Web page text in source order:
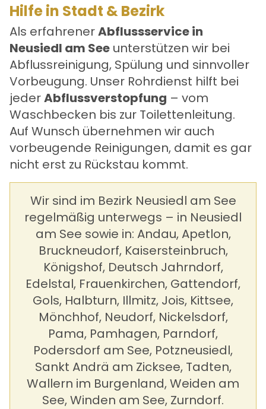
Hilfe in Stadt & Bezirk
Als erfahrenerAbflussservice in
Neusiedl am See unterstützen wir bei
Abflussreinigung, Spülung und sinnvoller
Vorbeugung. Unser Rohrdienst hilft bei
jederAbflussverstopfung – vom
Waschbecken bis zur Toilettenleitung.
Auf Wunsch übernehmen wir auch
vorbeugende Reinigungen, damit es gar
nicht erst zu Rückstau kommt.
Wir sind im Bezirk Neusiedl am See
regelmäßig unterwegs – in Neusiedl
am See sowie in: Andau, Apetlon,
Bruckneudorf, Kaisersteinbruch,
Königshof, Deutsch Jahrndorf,
Edelstal, Frauenkirchen, Gattendorf,
Gols, Halbturn, Illmitz, Jois, Kittsee,
Mönchhof, Neudorf, Nickelsdorf,
Pama, Pamhagen, Parndorf,
Podersdorf am See, Potzneusiedl,
Sankt Andrä am Zicksee, Tadten,
Wallern im Burgenland, Weiden am
See, Winden am See, Zurndorf.